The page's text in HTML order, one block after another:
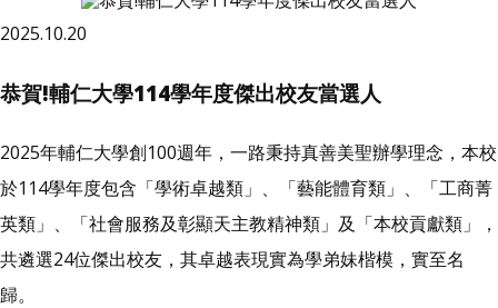
2025.10.20
恭賀!輔仁大學114學年度傑出校友當選人
2025年輔仁大學創100週年，一路秉持真善美聖辦學理念，本校
於114學年度包含「學術卓越類」、「藝能體育類」、「工商菁
英類」、「社會服務及彰顯天主教精神類」及「本校貢獻類」，
共遴選24位傑出校友，其卓越表現實為學弟妹楷模，實至名
歸。